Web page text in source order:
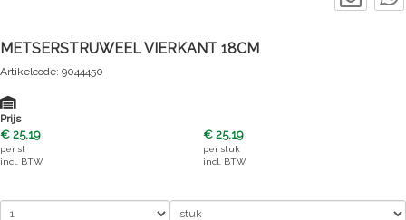
METSERSTRUWEEL VIERKANT 18CM
Artikelcode: 9044450
Prijs
€ 25,19
per st
incl. BTW
€ 25,19
per stuk
incl. BTW